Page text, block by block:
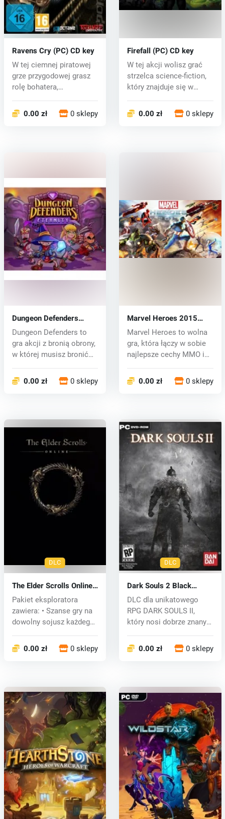
Ravens Cry (PC) CD key
W tej ciemnej piratowej
grze przygodowej grasz
rolę bohatera,
0.00 zł 0 sklepy
Firefall (PC) CD key
W tej akcji wolisz grać
strzelca science-fiction,
który znajduje się w
0.00 zł 0 sklepy
Dungeon Defenders
Eternity (PC) CD key
Dungeon Defenders to
gra akcji z bronią obrony,
w której musisz bronić
0.00 zł 0 sklepy
Marvel Heroes 2015
(PC) CD key
Marvel Heroes to wolna
gra, która łączy w sobie
najlepsze cechy MMO i
0.00 zł 0 sklepy
DLC
The Elder Scrolls Online:
Explorer Pack (PC) CD
key
Pakiet eksploratora
zawiera: • Szanse gry na
dowolny sojusz każdego
0.00 zł 0 sklepy
DLC
Dark Souls 2 Black
Armor DLC (PC) CD key
DLC dla unikatowego
RPG DARK SOULS II,
który nosi dobrze znany
0.00 zł 0 sklepy